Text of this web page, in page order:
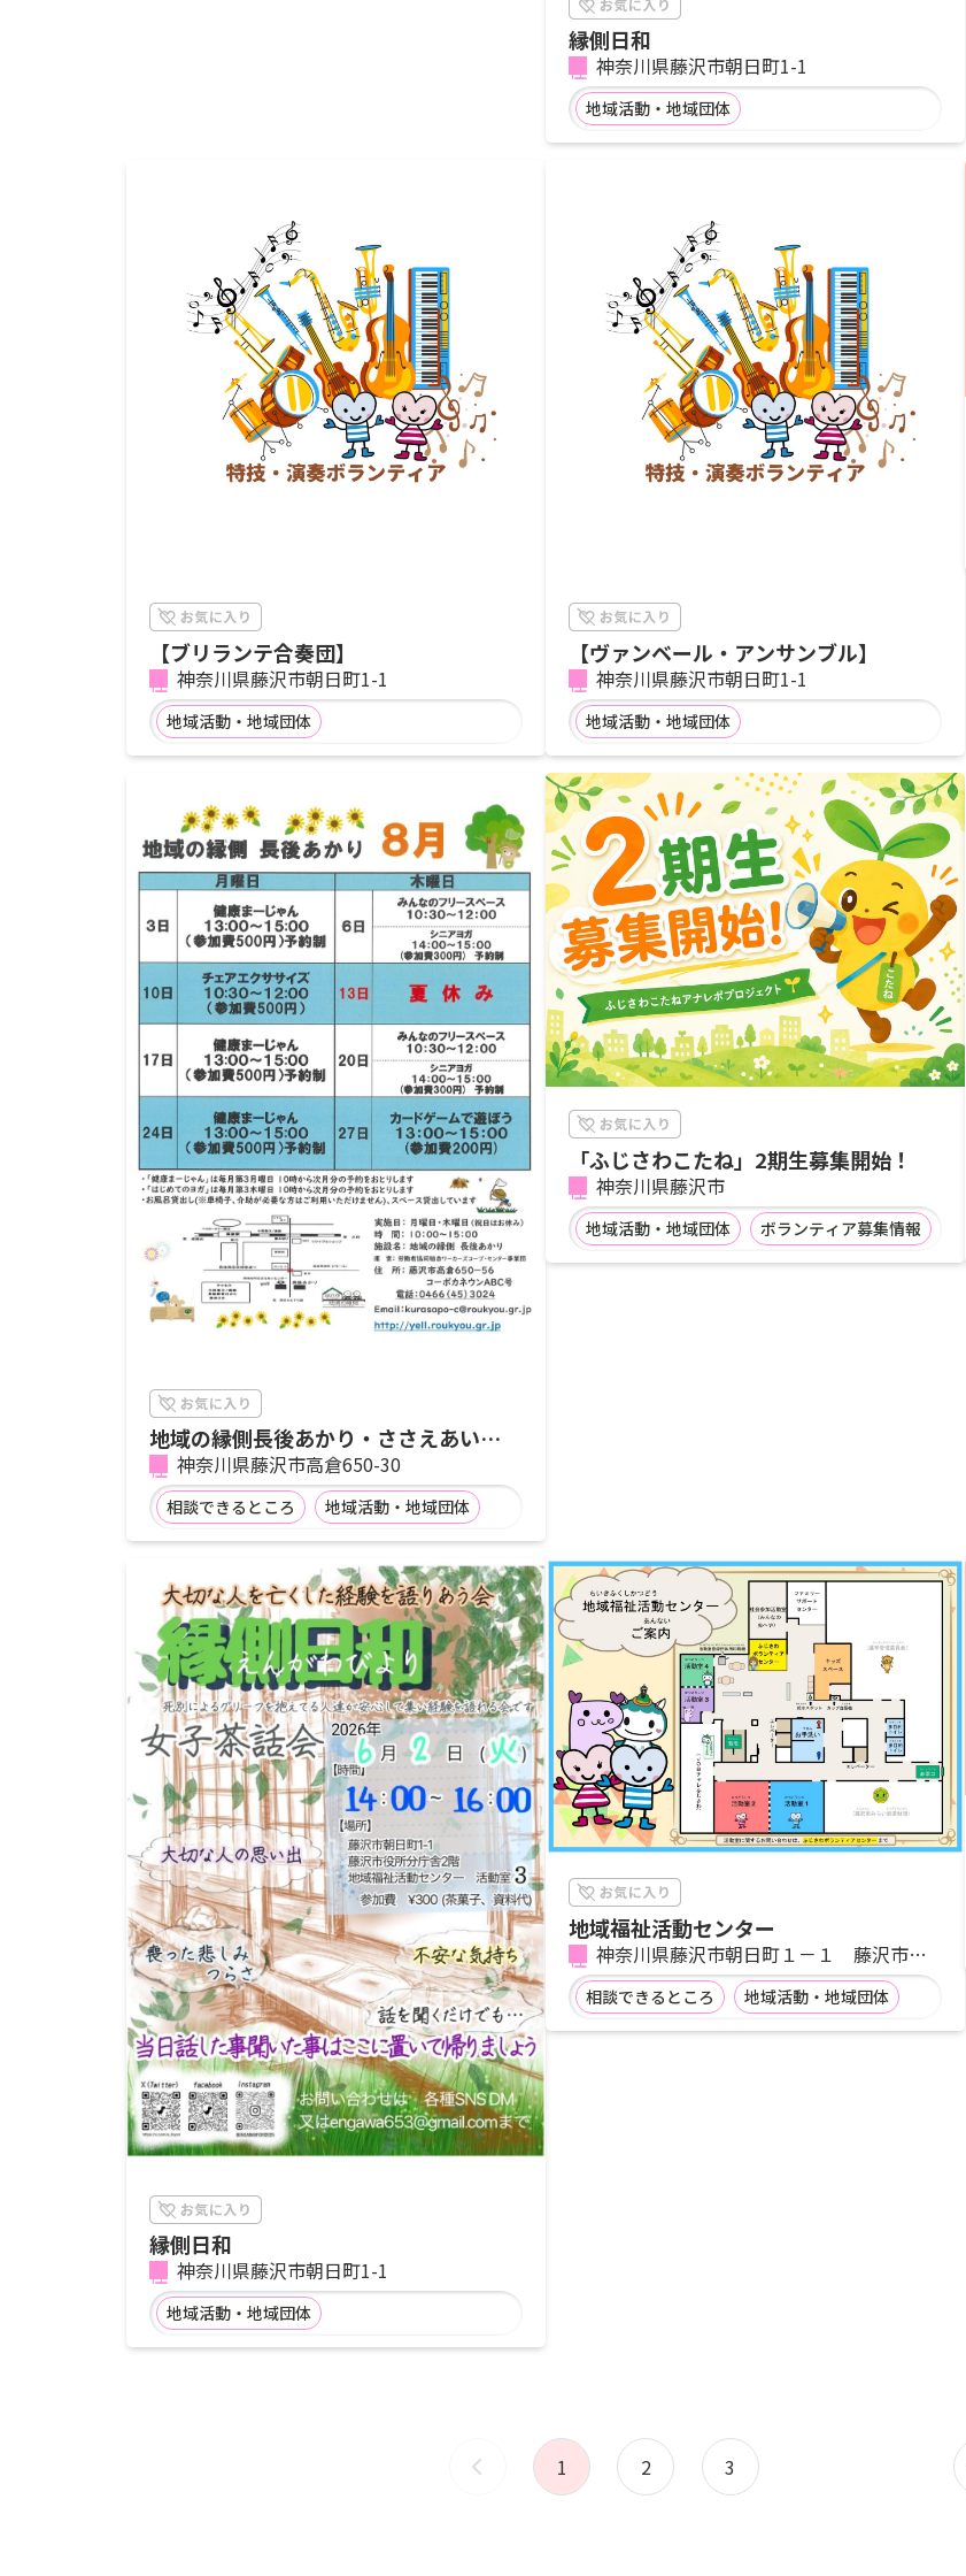
縁側日和
神奈川県藤沢市朝日町1-1
地域活動・地域団体
【ブリランテ合奏団】
神奈川県藤沢市朝日町1-1
地域活動・地域団体
【ヴァンベール・アンサンブル】
神奈川県藤沢市朝日町1-1
地域活動・地域団体
地域の縁側長後あかり・ささえあいセ
ンターYELL 8月予定
神奈川県藤沢市高倉650-30
相談できるところ 地域活動・地域団体
「ふじさわこたね」2期生募集開始！
神奈川県藤沢市
地域活動・地域団体 ボランティア募集情報
縁側日和
神奈川県藤沢市朝日町1-1
地域活動・地域団体
地域福祉活動センター
神奈川県藤沢市朝日町１－１ 藤沢市役
所分庁舎2階
相談できるところ 地域活動・地域団体
1 2 3